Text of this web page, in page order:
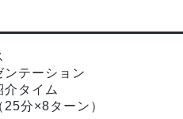
テーション
タイム
分×8ターン）